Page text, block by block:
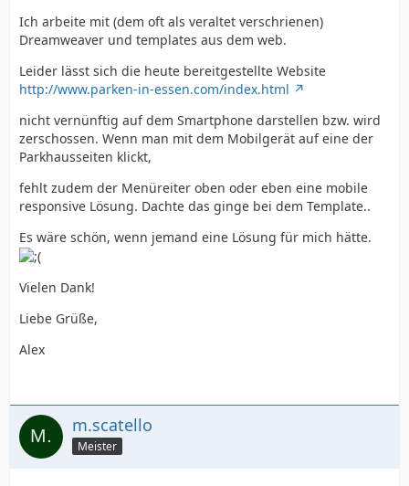
Ich arbeite mit (dem oft als veraltet verschrienen)
Dreamweaver und templates aus dem web.
Leider lässt sich die heute bereitgestellte Website
http://www.parken-in-essen.com/index.html
nicht vernünftig auf dem Smartphone darstellen bzw. wird
zerschossen. Wenn man mit dem Mobilgerät auf eine der
Parkhausseiten klickt,
fehlt zudem der Menüreiter oben oder eben eine mobile
responsive Lösung. Dachte das ginge bei dem Template..
Es wäre schön, wenn jemand eine Lösung für mich hätte.
Vielen Dank!
Liebe Grüße,
Alex
m.scatello
Meister